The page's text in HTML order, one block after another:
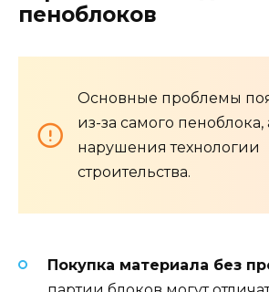
пеноблоков
Основные проблемы
из-за самого пеноблока,
нарушения технологии
строительства.
Покупка материала без